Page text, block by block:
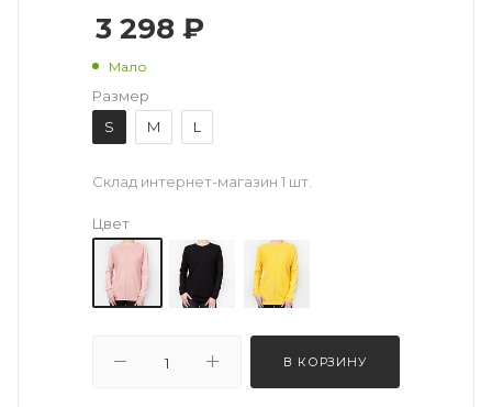
3 298 ₽
Мало
Размер
S
M L
Склад интернет-магазин 1 шт.
Цвет
В КОРЗИНУ